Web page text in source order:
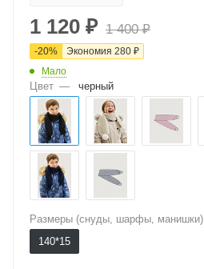
1 120 ₽ 1 400₽
-20% Экономия 280 ₽
Мало
Цвет — черный
Размеры (снуды, шарфы, манишки)
140*15